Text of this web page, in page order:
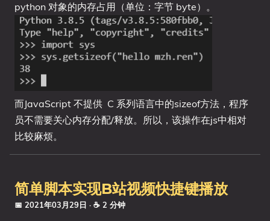
python 对象的内存占用（单位：字节 byte）。
而JavaScript 不提供 C 系列语言中的sizeof方法，程序
员不需要关心内存分配/释放。所以，该操作在js中相对
比较麻烦。
简单脚本实现B站视频快捷键播放
📅 2021年03月29日 · ☕ 2 分钟